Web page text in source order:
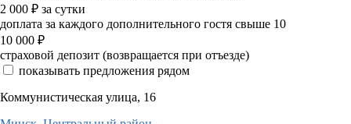
2 000 ₽ за сутки
доплата за каждого дополнительного гостя свыше 10
10 000 ₽
страховой депозит (возвращается при отъезде)
показывать предложения рядом
Коммунистическая улица, 16